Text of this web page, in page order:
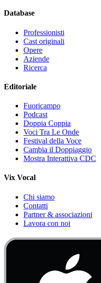
Database
Professionisti
Cast originali
Opere
Aziende
Ricerca
Editoriale
Fuoricampo
Podcast
Doppia Coppia
Voci Tra Le Onde
Festival della Voce
Cambia il Doppiaggio
Mostra Interattiva CDC
Vix Vocal
Chi siamo
Contatti
Partner & associazioni
Lavora con noi